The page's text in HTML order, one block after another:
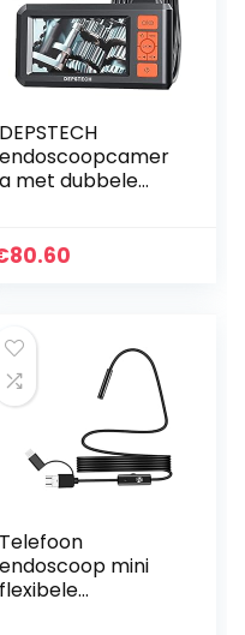
DEPSTECH
endoscoopcamer
a met dubbele
met licht, 7
1080p…
80.60
Telefoon
endoscoop mini
flexibele